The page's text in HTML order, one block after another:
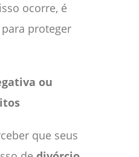
ocorre, é
proteger
ou
que seus